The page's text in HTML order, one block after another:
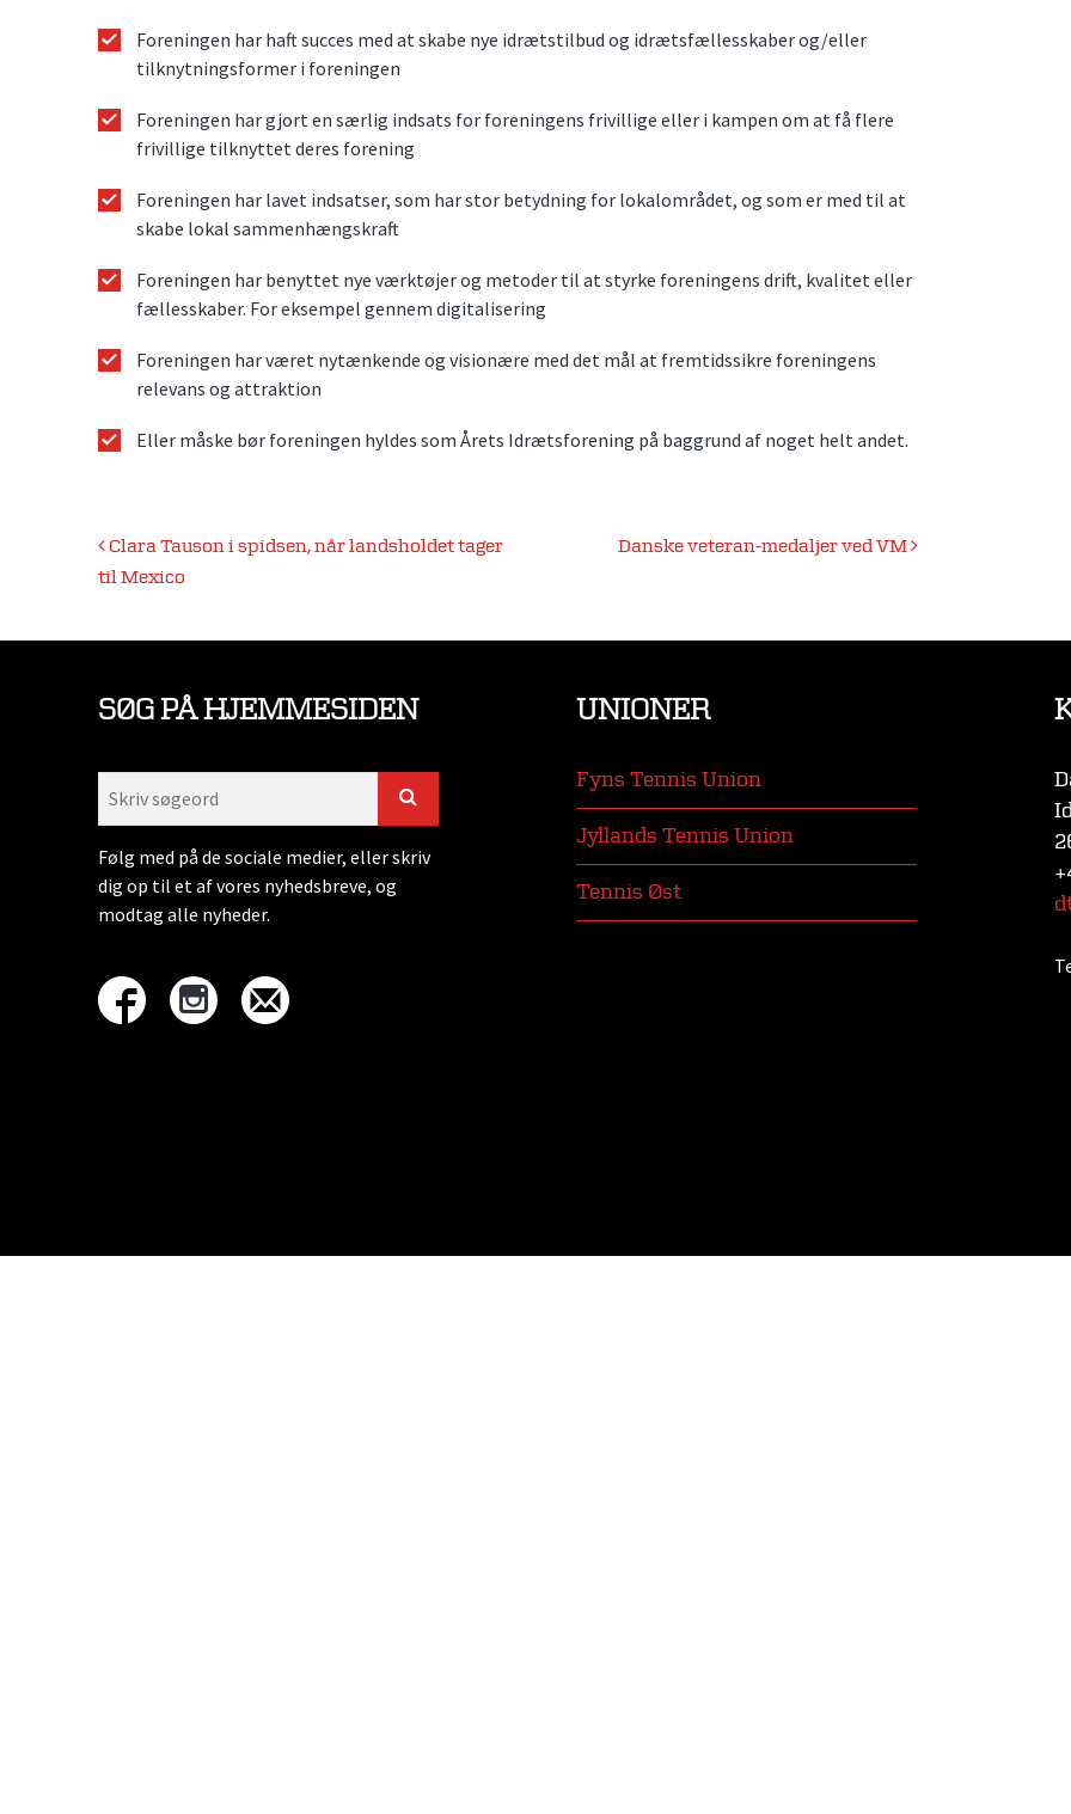
Foreningen har haft succes med at skabe nye idrætstilbud og idrætsfællesskaber og/eller
tilknytningsformer i foreningen
Foreningen har gjort en særlig indsats for foreningens frivillige eller i kampen om at få flere
frivillige tilknyttet deres forening
Foreningen har lavet indsatser, som har stor betydning for lokalområdet, og som er med til at
skabe lokal sammenhængskraft
Foreningen har benyttet nye værktøjer og metoder til at styrke foreningens drift, kvalitet eller
fællesskaber. For eksempel gennem digitalisering
Foreningen har været nytænkende og visionære med det mål at fremtidssikre foreningens
relevans og attraktion
Eller måske bør foreningen hyldes som Årets Idrætsforening på baggrund af noget helt andet.
Indlægsnavigation
Clara Tauson i spidsen, når landsholdet tager
til Mexico
Danske veteran-medaljer ved VM
SØG PÅ HJEMMESIDEN
Følg med på de sociale medier, eller skriv
dig op til et af vores nyhedsbreve, og
modtag alle nyheder.
UNIONER
Fyns Tennis Union
Jyllands Tennis Union
Tennis Øst